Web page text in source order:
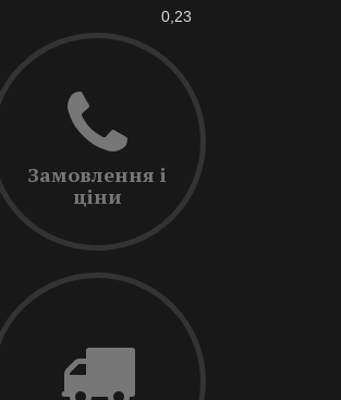
0,23
Замовлення і
ціни